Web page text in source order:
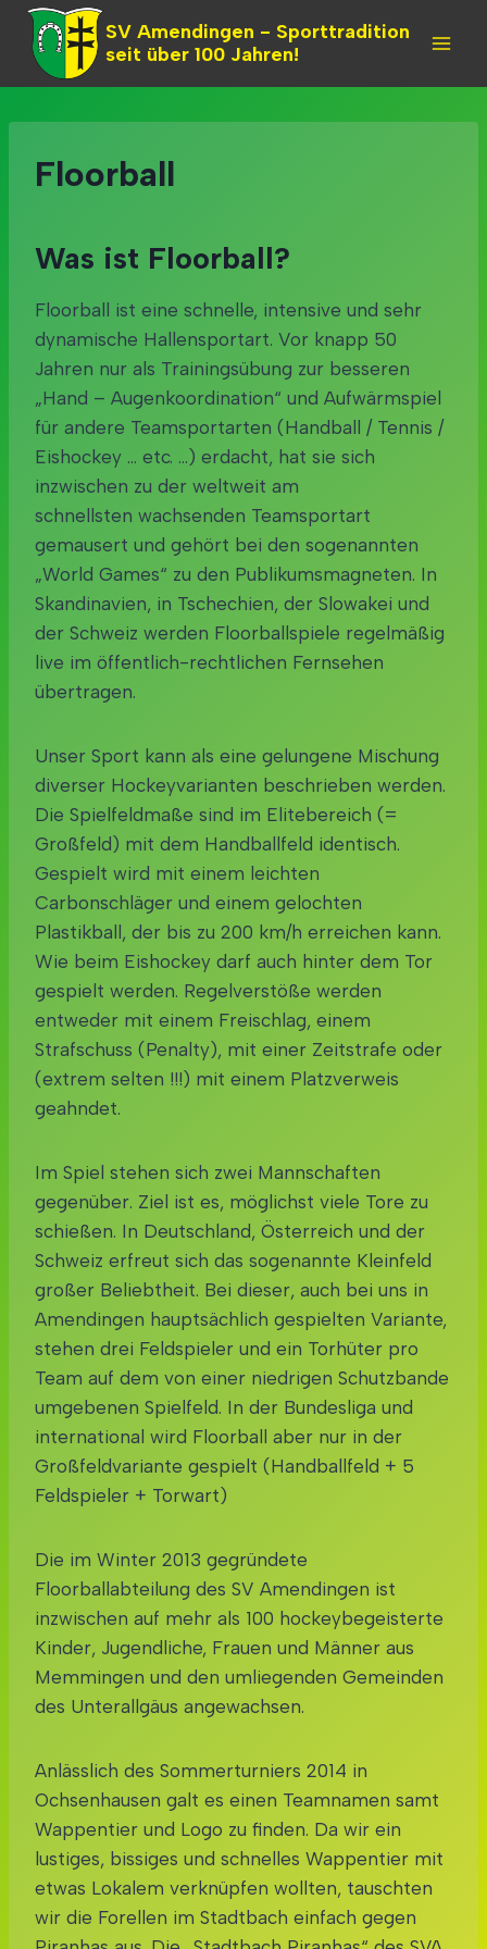
Skip
content
SV Amendingen - Sporttradition
seit über 100 Jahren!
Floorball
Was ist Floorball?
Floorball ist eine schnelle, intensive und sehr
dynamische Hallensportart. Vor knapp 50
Jahren nur als Trainingsübung zur besseren
„Hand – Augenkoordination“ und Aufwärmspiel
für andere Teamsportarten (Handball / Tennis /
Eishockey … etc. …) erdacht, hat sie sich
inzwischen zu der weltweit am
schnellsten wachsenden Teamsportart
gemausert und gehört bei den sogenannten
„World Games“ zu den Publikumsmagneten. In
Skandinavien, in Tschechien, der Slowakei und
der Schweiz werden Floorballspiele regelmäßig
live im öffentlich-rechtlichen Fernsehen
übertragen.
Unser Sport kann als eine gelungene Mischung
diverser Hockeyvarianten beschrieben werden.
Die Spielfeldmaße sind im Elitebereich (=
Großfeld) mit dem Handballfeld identisch.
Gespielt wird mit einem leichten
Carbonschläger und einem gelochten
Plastikball, der bis zu 200 km/h erreichen kann.
Wie beim Eishockey darf auch hinter dem Tor
gespielt werden. Regelverstöße werden
entweder mit einem Freischlag, einem
Strafschuss (Penalty), mit einer Zeitstrafe oder
(extrem selten !!!) mit einem Platzverweis
geahndet.
Im Spiel stehen sich zwei Mannschaften
gegenüber. Ziel ist es, möglichst viele Tore zu
schießen. In Deutschland, Österreich und der
Schweiz erfreut sich das sogenannte Kleinfeld
großer Beliebtheit. Bei dieser, auch bei uns in
Amendingen hauptsächlich gespielten Variante,
stehen drei Feldspieler und ein Torhüter pro
Team auf dem von einer niedrigen Schutzbande
umgebenen Spielfeld. In der Bundesliga und
international wird Floorball aber nur in der
Großfeldvariante gespielt (Handballfeld + 5
Feldspieler + Torwart)
Die im Winter 2013 gegründete
Floorballabteilung des SV Amendingen ist
inzwischen auf mehr als 100 hockeybegeisterte
Kinder, Jugendliche, Frauen und Männer aus
Memmingen und den umliegenden Gemeinden
des Unterallgäus angewachsen.
Anlässlich des Sommerturniers 2014 in
Ochsenhausen galt es einen Teamnamen samt
Wappentier und Logo zu finden. Da wir ein
lustiges, bissiges und schnelles Wappentier mit
etwas Lokalem verknüpfen wollten, tauschten
wir die Forellen im Stadtbach einfach gegen